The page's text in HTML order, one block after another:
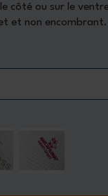
côté ou sur le
et non encombrant.